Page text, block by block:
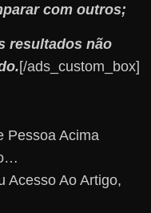
com outros;
resultados não
[/ads_custom_box]
Pessoa Acima
Acesso Ao Artigo,